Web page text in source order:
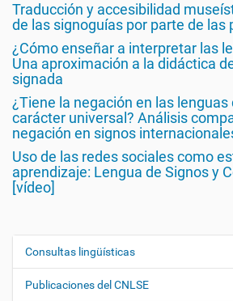
Traducción y accesibilidad
de las signoguías por parte de las
¿Cómo enseñar a interpretar las
Una aproximación a la didáctica
signada
¿Tiene la negación en las lenguas
carácter universal? Análisis
negación en signos
Uso de las redes sociales como
aprendizaje: Lengua de Signos y
[vídeo]
N
Consultas lingüísticas
Publicaciones del CNLSE